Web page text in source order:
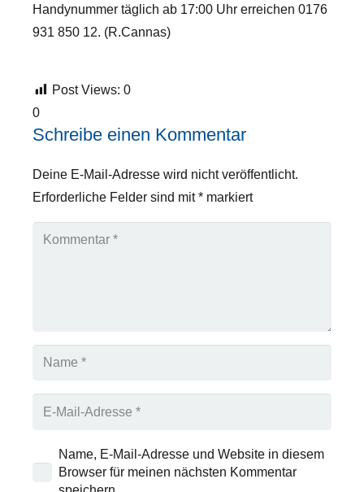
Handynummer täglich ab 17:00 Uhr erreichen 0176
931 850 12. (R.Cannas)
Post Views: 0
0
Schreibe einen Kommentar
Deine E-Mail-Adresse wird nicht veröffentlicht.
Erforderliche Felder sind mit* markiert
Name, E-Mail-Adresse und Website in diesem
Browser für meinen nächsten Kommentar